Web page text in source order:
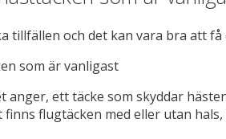
tillfällen och det kan vara bra att
anger, ett täcke som skyddar
finns flugtäcken med eller utan